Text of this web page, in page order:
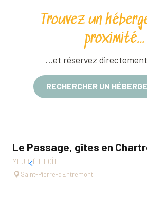
Trouvez un
proximité…
…et réservez
RECHERCHER UN
Le Passage, gîtes en
MEUBLÉ ET GÎTE
Saint-Pierre-d'Entremont